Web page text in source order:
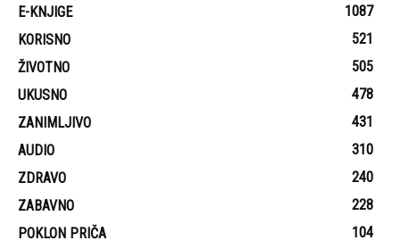
E-KNJIGE
1087
KORISNO
521
ŽIVOTNO
505
UKUSNO
478
ZANIMLJIVO
431
AUDIO
310
ZDRAVO
240
ZABAVNO
228
POKLON PRIČA
104